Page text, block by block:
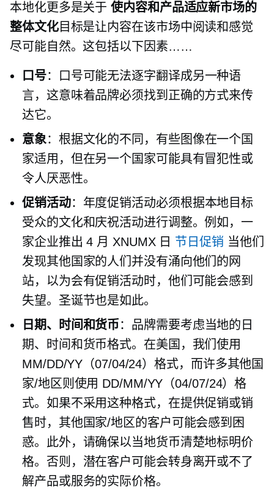
本地化更多是关于使内容和产品适应新市场的
整体文化目标是让内容在该市场中阅读和感觉
尽可能自然。这包括以下因素……
口号：口号可能无法逐字翻译成另一种语
言，这意味着品牌必须找到正确的方式来传
达它。
意象：根据文化的不同，有些图像在一个国
家适用，但在另一个国家可能具有冒犯性或
令人厌恶性。
促销活动：年度促销活动必须根据本地目标
受众的文化和庆祝活动进行调整。例如，一
家企业推出 4 月 XNUMX 日 节日促销 当他们
发现其他国家的人们并没有涌向他们的网
站，以为会有促销活动时，他们可能会感到
失望。圣诞节也是如此。
日期、时间和货币 ：品牌需要考虑当地的日
期、时间和货币格式。在美国，我们使用
MM/DD/YY（07/04/24）格式，而许多其他国
家/地区则使用 DD/MM/YY（04/07/24）格
式。如果不采用这种格式，在提供促销或销
售时，其他国家/地区的客户可能会感到困
惑。此外，请确保以当地货币清楚地标明价
格。否则，潜在客户可能会转身离开或不了
解产品或服务的实际价格。